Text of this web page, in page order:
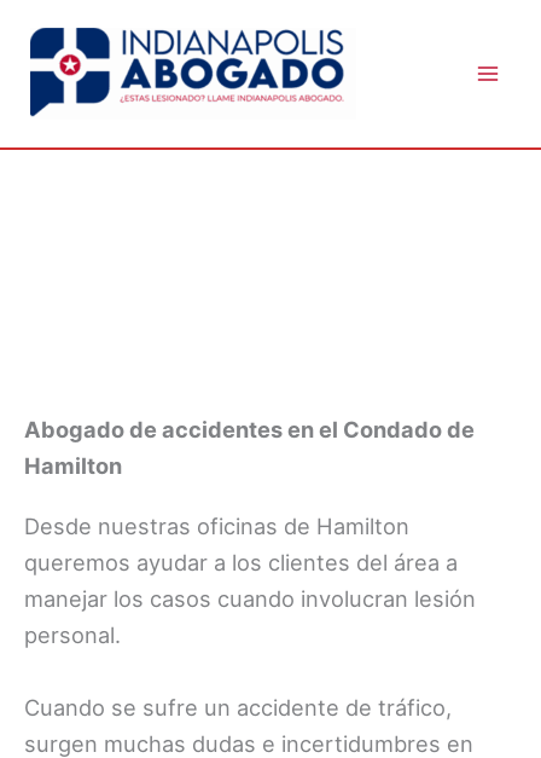
content
Abogado de accidentes en el Condado de
Hamilton
Desde nuestras oficinas de Hamilton
queremos ayudar a los clientes del área a
manejar los casos cuando involucran lesión
personal.
Cuando se sufre un accidente de tráfico,
surgen muchas dudas e incertidumbres en